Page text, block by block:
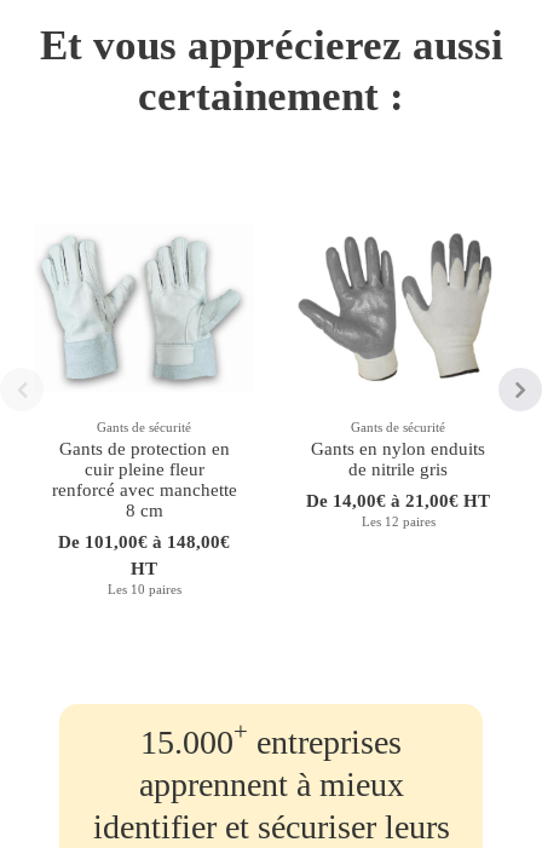
Et vous apprécierez aussi
certainement :
Gants de sécurité
Gants de protection en
cuir pleine fleur
renforcé avec manchette
8 cm
De 101,00€ à 148,00€
HT
Les 10 paires
Gants de sécurité
Gants en nylon enduits
de nitrile gris
De 14,00€ à 21,00€ HT
Les 12 paires
15.000+ entreprises
apprennent à mieux
identifier et sécuriser leurs